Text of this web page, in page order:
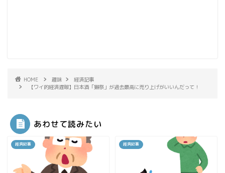
HOME 趣味
経済記事
【ワイ的経済遅報】日本酒「獺祭」が過去最高に売り上げがいいんだって！
あわせて読みたい
経済記事 経済記事